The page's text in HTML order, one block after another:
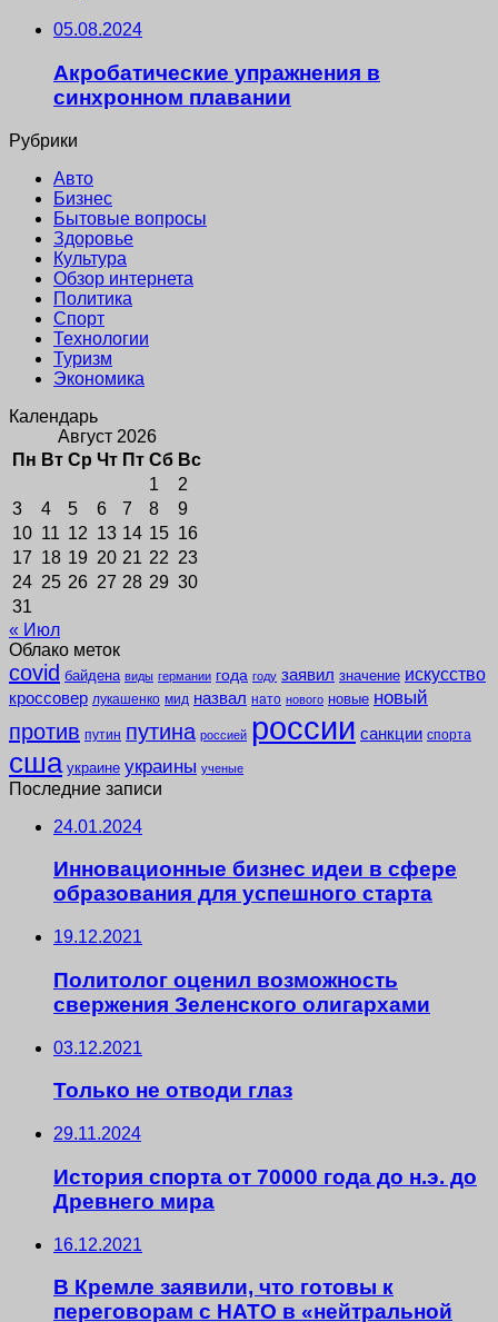
05.08.2024
Акробатические упражнения в
синхронном плавании
Рубрики
Авто
Бизнес
Бытовые вопросы
Здоровье
Культура
Обзор интернета
Политика
Спорт
Технологии
Туризм
Экономика
Календарь
Август 2026
Пн Вт Ср Чт Пт Сб Вс
1
2
3
4 5 6 7 8
9
10 11 12 13 14 15 16
17 18 19 20 21 22 23
24 25 26 27 28 29 30
31
« Июл
Облако меток
covid байдена виды германии года году заявил значение искусство
кроссовер лукашенко мид назвал нато нового новые новый
против путин путина россией россии санкции спорта
сша украине украины ученые
Последние записи
24.01.2024
Инновационные бизнес идеи в сфере
образования для успешного старта
19.12.2021
Политолог оценил возможность
свержения Зеленского олигархами
03.12.2021
Только не отводи глаз
29.11.2024
История спорта от 70000 года до н.э. до
Древнего мира
16.12.2021
В Кремле заявили, что готовы к
переговорам с НАТО в «нейтральной